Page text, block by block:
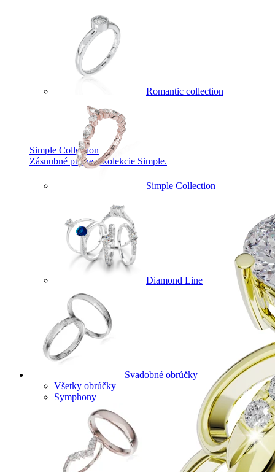
Simple Collection
Zásnubné prstne z kolekcie Simple.
Romantic collection
Simple Collection
Diamond Line
Svadobné obrúčky
Všetky obrúčky
Symphony